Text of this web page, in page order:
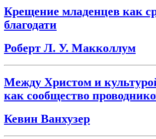
Крещение младенцев как
благодати
Роберт Л. У. Макколлум
Между Христом и
как сообщество
Кевин Ванхузер